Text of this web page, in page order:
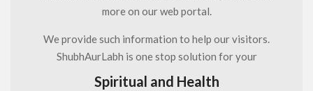
more on our web portal.
We provide such information to help our visitors.
ShubhAurLabh is one stop solution for your
Spiritual and Health